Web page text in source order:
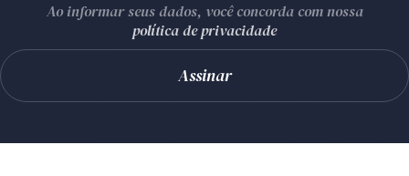
Ao informar seus dados, você concorda com nossa
política de privacidade